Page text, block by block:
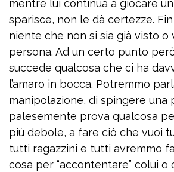
mentre lui continua a giocare un
sparisce, non le dà certezze.
niente che non si sia già visto o
persona. Ad un certo punto
succede qualcosa che ci ha
l’amaro in bocca. Potremmo
manipolazione, di spingere una
palesemente prova qualcosa
più debole, a fare ciò che vuoi
tutti ragazzini e tutti avremmo
cosa per “accontentare” colui o